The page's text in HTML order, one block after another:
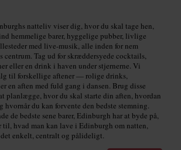
natteliv viser dig, hvor du skal tage hen,
hemmelige barer, hyggelige pubber, livlige
med live-musik, alle inden for nem
centrum. Tag ud for skræddersyede cocktails,
eller en drink i haven under stjernerne. Vi
til forskellige aftener — rolige drinks,
en aften med fuld gang i dansen. Brug disse
planlægge, hvor du skal starte din aften, hvordan
hvornår du kan forvente den bedste stemning.
de bedste sene barer, Edinburgh har at byde på,
til, hvad man kan lave i Edinburgh om natten,
enkelt, centralt og pålideligt.